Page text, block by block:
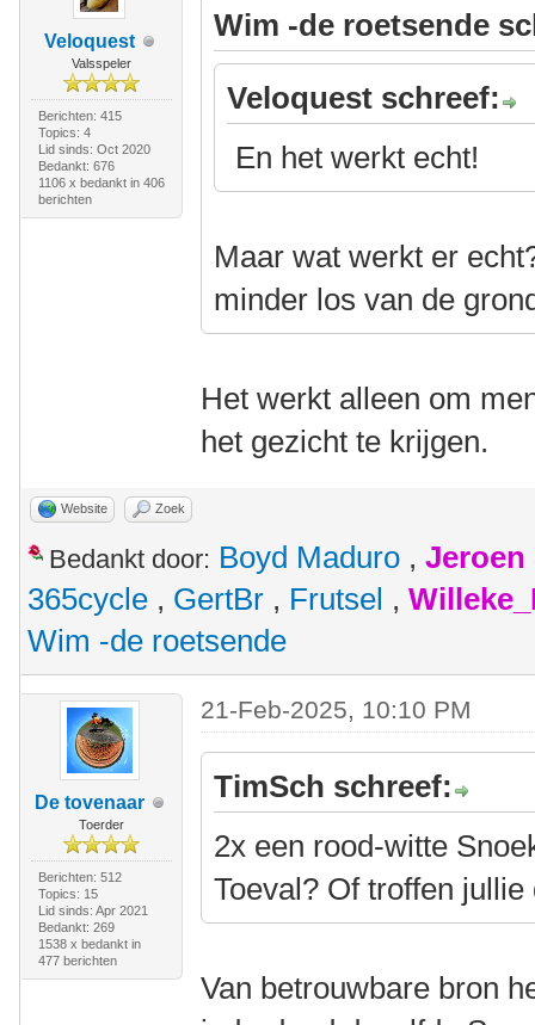
Veloquest
Valsspeler
Berichten: 415
Topics: 4
Lid sinds: Oct 2020
Bedankt: 676
1106 x bedankt in 406
berichten
Wim -de roetsende
Veloquest schreef:
En het werkt echt!
Maar wat werkt er
minder los van de
Het werkt alleen om
het gezicht te krijgen.
Website Zoek
Bedankt door: Boyd Maduro , Jeroen
365cycle , GertBr , Frutsel ,
Wim -de roetsende
De tovenaar
Toerder
Berichten: 512
Topics: 15
Lid sinds: Apr 2021
Bedankt: 269
1538 x bedankt in
477 berichten
21-Feb-2025, 10:10 PM
TimSch schreef:
2x een rood-witte
Toeval? Of troffen
Van betrouwbare bron